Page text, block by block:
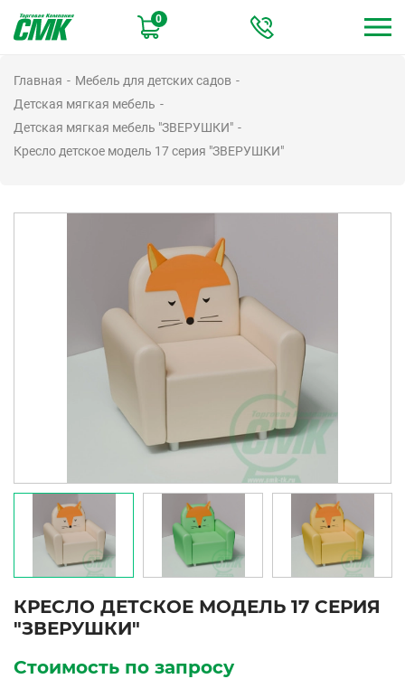
основному
0
Главная
Мебель для детских садов
Детская мягкая мебель
Детская мягкая мебель "ЗВЕРУШКИ"
Кресло детское модель 17 серия "ЗВЕРУШКИ"
КРЕСЛО ДЕТСКОЕ МОДЕЛЬ 17 СЕРИЯ
"ЗВЕРУШКИ"
Стоимость по запросу